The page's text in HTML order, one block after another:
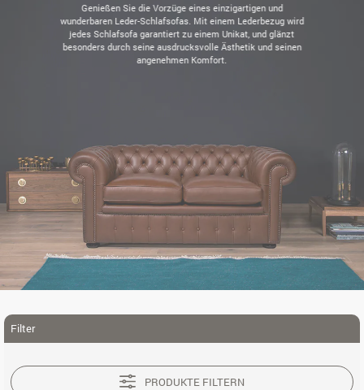
Genießen Sie die Vorzüge eines einzigartigen und
wunderbaren Leder-Schlafsofas. Mit einem Lederbezug wird
jedes Schlafsofa garantiert zu einem Unikat, und glänzt
besonders durch seine ausdrucksvolle Ästhetik und seinen
angenehmen Komfort.
Filter
PRODUKTE FILTERN